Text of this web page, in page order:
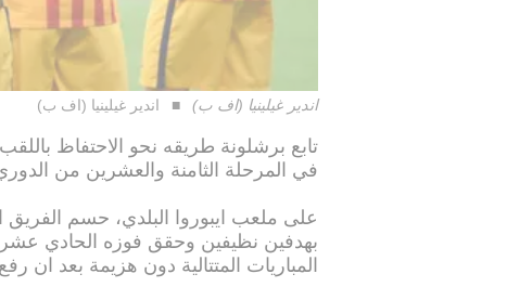
اندير غيلينيا (اف ب) اندير غيلينيا (اف ب)
في المرحلة الثامنة والعشرين من
على ملعب ايبوروا البلدي، حسم الفريق
بهدفين نظيفين وحقق فوزه الحادي
المباريات المتتالية دون هزيمة بعد ان رفع عددها